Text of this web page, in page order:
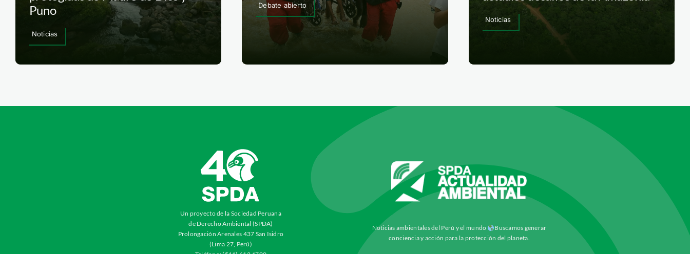
Puno
Noticias
Debate abierto
Noticias
Un proyecto de la Sociedad Peruana
de Derecho Ambiental (SPDA)
Prolongación Arenales 437 San Isidro
(Lima 27, Perú)
Noticias ambientales del Perú y el mundo
Buscamos generar
conciencia y acción para la protección del planeta.